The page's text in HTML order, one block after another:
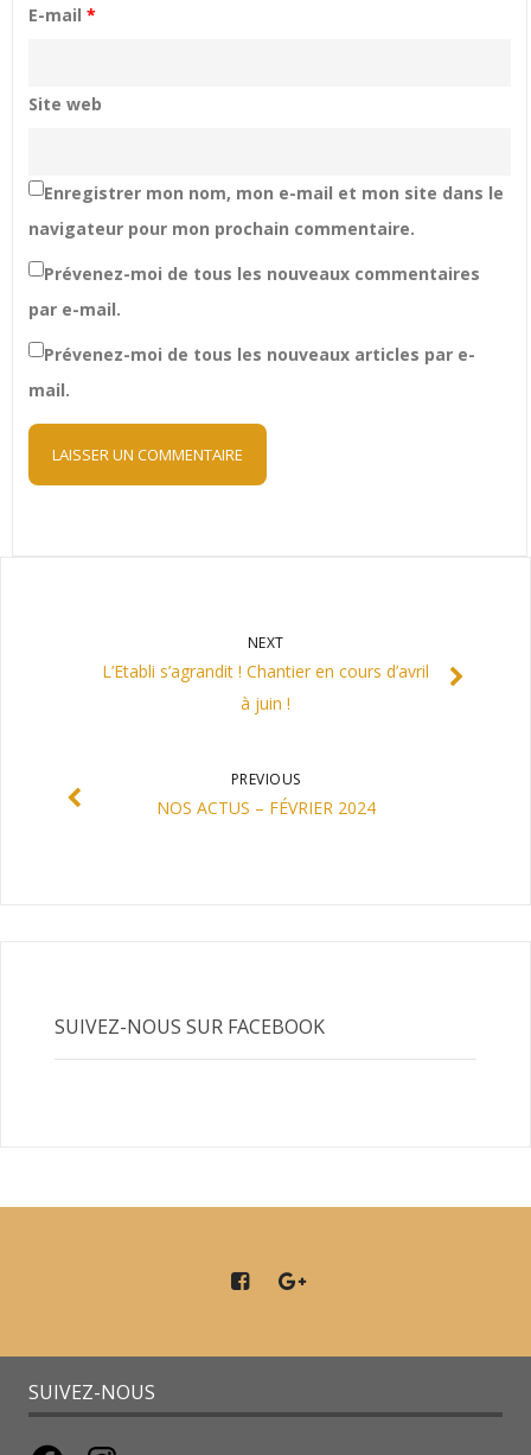
E-mail *
Site web
Enregistrer mon nom, mon e-mail et mon site dans le
navigateur pour mon prochain commentaire.
Prévenez-moi de tous les nouveaux commentaires
par e-mail.
Prévenez-moi de tous les nouveaux articles par e-
mail.
NEXT
L’Etabli s’agrandit ! Chantier en cours d’avril
à juin !
PREVIOUS
NOS ACTUS – FÉVRIER 2024
SUIVEZ-NOUS SUR FACEBOOK
SUIVEZ-NOUS